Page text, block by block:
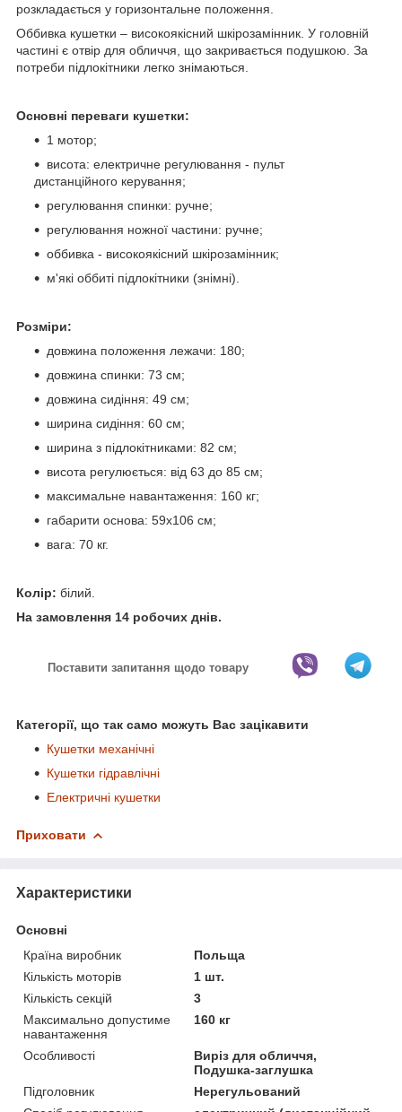
розкладається у горизонтальне положення.
Оббивка кушетки – високоякісний шкірозамінник. У головній
частині є отвір для обличчя, що закривається подушкою. За
потреби підлокітники легко знімаються.
Основні переваги кушетки:
1 мотор;
висота: електричне регулювання - пульт
дистанційного керування;
регулювання спинки: ручне;
регулювання ножної частини: ручне;
оббивка - високоякісний шкірозамінник;
м'які оббиті підлокітники (знімні).
Розміри:
довжина положення лежачи: 180;
довжина спинки: 73 см;
довжина сидіння: 49 см;
ширина сидіння: 60 см;
ширина з підлокітниками: 82 см;
висота регулюється: від 63 до 85 см;
максимальне навантаження: 160 кг;
габарити основа: 59x106 см;
вага: 70 кг.
Колір: білий.
На замовлення 14 робочих днів.
Поставити запитання щодо товару
Категорії, що так само можуть Вас зацікавити
Кушетки механічні
Кушетки гідравлічні
Електричні кушетки
Приховати
Характеристики
Основні
Країна виробник
Польща
Кількість моторів
1 шт.
Кількість секцій
3
Максимально допустиме
навантаження
160 кг
Особливості
Виріз для обличчя,
Подушка-заглушка
Підголовник
Нерегульований